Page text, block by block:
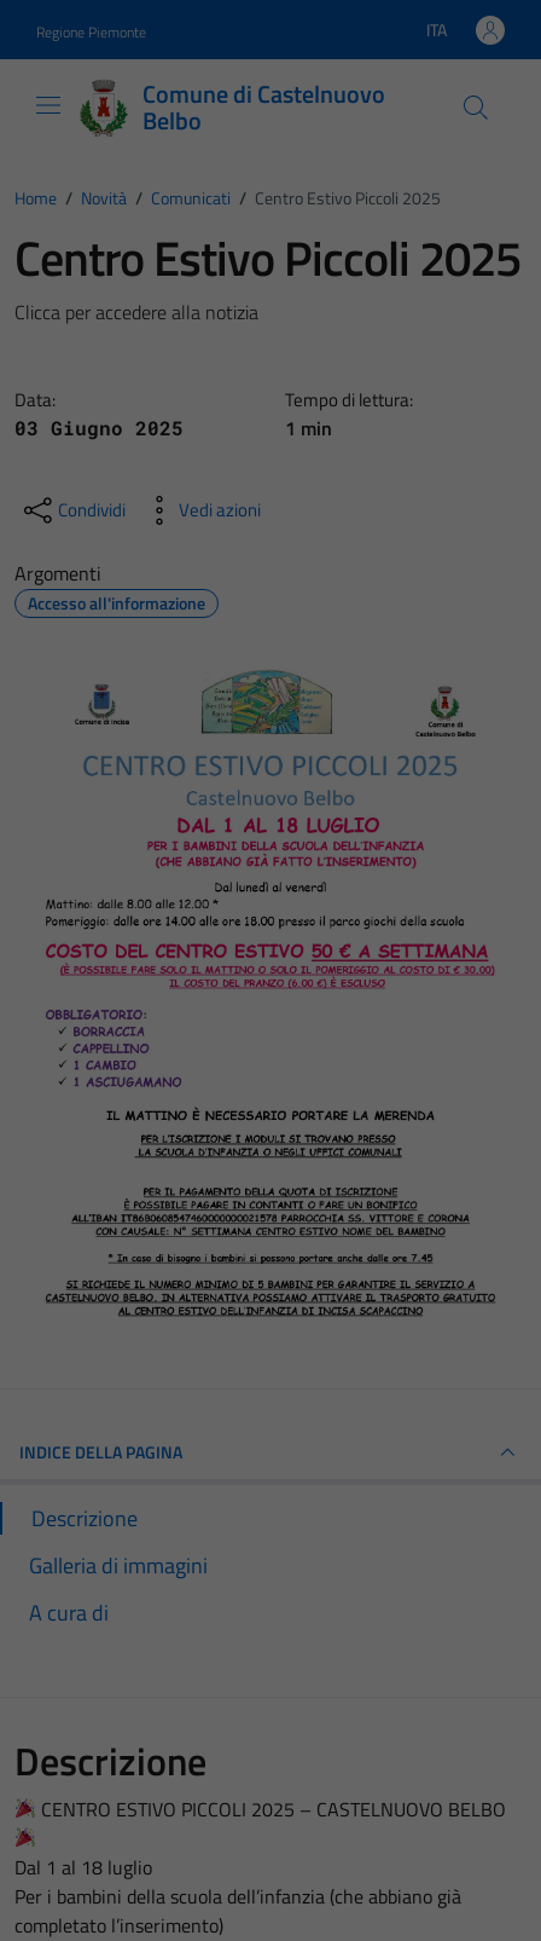
Regione Piemonte Lingua attiva:
ITA
Comune di Castelnuovo
Belbo
Home / Novità / Comunicati / Centro Estivo Piccoli 2025
Centro Estivo Piccoli 2025
Clicca per accedere alla notizia
Data:
03 Giugno 2025
Tempo di lettura:
1 min
Condividi Vedi azioni
Argomenti
Accesso all'informazione
INDICE DELLA PAGINA
Descrizione
Galleria di immagini
A cura di
Descrizione
CENTRO ESTIVO PICCOLI 2025 – CASTELNUOVO BELBO
Dal 1 al 18 luglio
Per i bambini della scuola dell’infanzia (che abbiano già
completato l’inserimento)